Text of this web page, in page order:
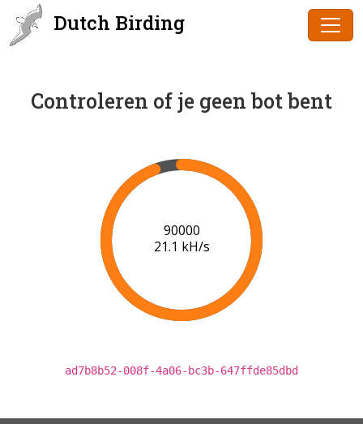
Dutch Birding
Controleren of je geen bot bent
91000
21.1 kH/s
ad7b8b52-008f-4a06-bc3b-647ffde85dbd